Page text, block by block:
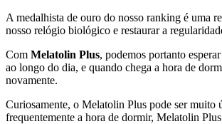
A medalhista de ouro do nosso ranking é uma
nosso relógio biológico e restaurar a
Com Melatolin Plus, podemos portanto
ao longo do dia, e quando chega a hora de
novamente.
Curiosamente, o Melatolin Plus pode ser muito
frequentemente a hora de dormir, Melatolin